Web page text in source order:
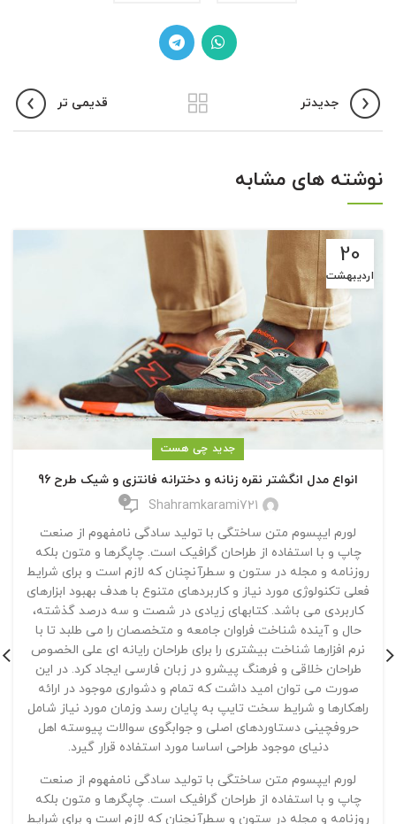
جدیدتر قدیمی تر
نوشته های مشابه
20
اردیبهشت
جدید چی هست
انواع مدل انگشتر نقره زنانه و دخترانه فانتزی و شیک طرح 96
Shahramkarami721
0
لورم ایپسوم متن ساختگی با تولید سادگی نامفهوم از صنعت
چاپ و با استفاده از طراحان گرافیک است. چاپگرها و متون بلکه
روزنامه و مجله در ستون و سطرآنچنان که لازم است و برای شرایط
فعلی تکنولوژی مورد نیاز و کاربردهای متنوع با هدف بهبود ابزارهای
کاربردی می باشد. کتابهای زیادی در شصت و سه درصد گذشته،
حال و آینده شناخت فراوان جامعه و متخصصان را می طلبد تا با
نرم افزارها شناخت بیشتری را برای طراحان رایانه ای علی الخصوص
طراحان خلاقی و فرهنگ پیشرو در زبان فارسی ایجاد کرد. در این
صورت می توان امید داشت که تمام و دشواری موجود در ارائه
راهکارها و شرایط سخت تایپ به پایان رسد وزمان مورد نیاز شامل
حروفچینی دستاوردهای اصلی و جوابگوی سوالات پیوسته اهل
دنیای موجود طراحی اساسا مورد استفاده قرار گیرد.
لورم ایپسوم متن ساختگی با تولید سادگی نامفهوم از صنعت
چاپ و با استفاده از طراحان گرافیک است. چاپگرها و متون بلکه
روزنامه و مجله در ستون و سطرآنچنان که لازم است و برای شرایط